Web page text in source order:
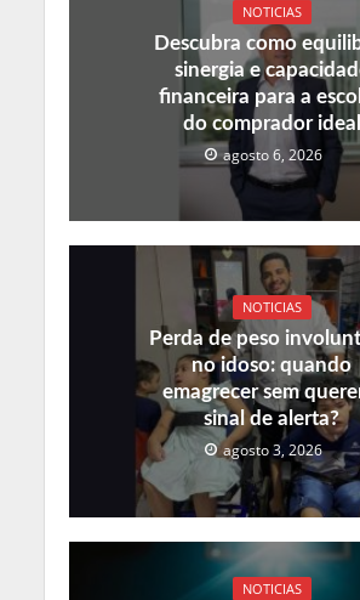
NOTICIAS
Descubra como
sinergia e
financeira para a
do comprador ideal
agosto 6, 2026
NOTICIAS
Perda de peso
no idoso: quando
emagrecer sem
sinal de alerta?
agosto 3, 2026
NOTICIAS